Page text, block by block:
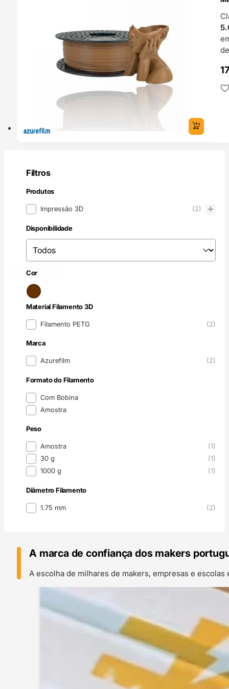
Filtros
Produtos
ProdutosImpressão 3D (2)
Disponibilidade
Disponibilidade
Disponibilidade
Cor
Cor
Castanho
Material Filamento 3D
Material Filamento 3D
Filamento PETG (2)
Marca
MarcaAzurefilm (2)
Formato do Filamento
Formato do Filamento
Com Bobina
Amostra
Peso
Peso Amostra
(1)
30 g
(1)
1000 g
(1)
Diâmetro Filamento
Diâmetro Filamento
1.75 mm (2)
A marca de confiança dos makers
A escolha de milhares de makers, empresas e escolas